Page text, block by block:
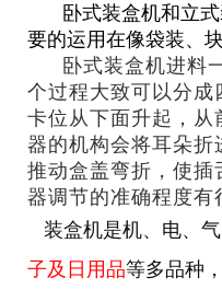
卧式装盒机和立
要的运用在像袋装、
卧式装盒机进料
个过程大致可以分
卡位从下面升起，
器的机构会将耳朵
推动盒盖弯折，使
器调节的准确程度有
装盒机是机、电、
子及日用品等多品种